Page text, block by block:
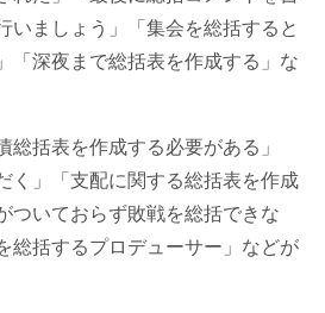
いましょう」「集会を総括すると
「深夜まで総括表を作成する」な
総括表を作成する必要がある」
く」「支配に関する総括表を作成
ついておらず敗戦を総括できな
総括するプロデューサー」などが